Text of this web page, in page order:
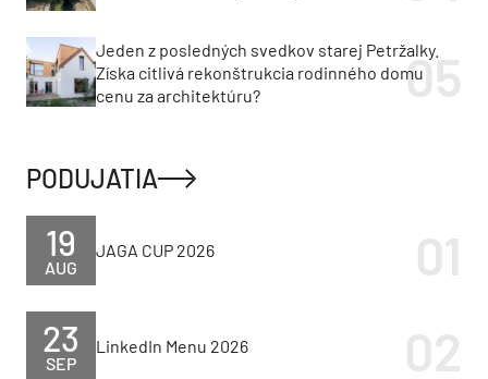
Jeden z posledných svedkov starej Petržalky.
Získa citlivá rekonštrukcia rodinného domu
cenu za architektúru?
PODUJATIA
AUG
19 JAGA CUP 2026
SEP
23 LinkedIn Menu 2026